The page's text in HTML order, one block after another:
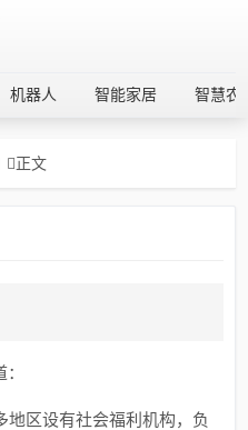
机器人 智能家居 智慧农
正文
地区设有社会福利机构，负